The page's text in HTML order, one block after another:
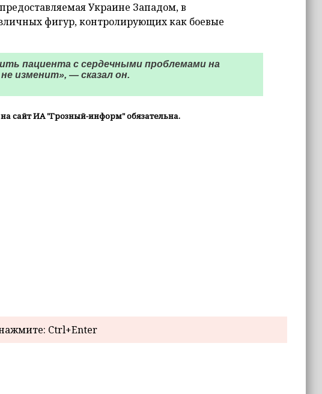
Украине Западом, в
фигур, контролирующих как боевые
пациента с сердечными проблемами на
изменит», — сказал он.
сайт ИА "Грозный-информ" обязательна.
Ctrl+Enter